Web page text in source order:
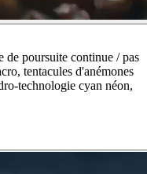
poursuite continue / pas
tentacules d'anémones
technologie cyan néon,